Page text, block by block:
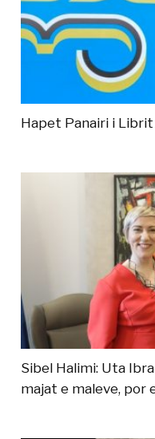
Hapet Panairi i
Sibel Halimi: Uta
majat e maleve, por